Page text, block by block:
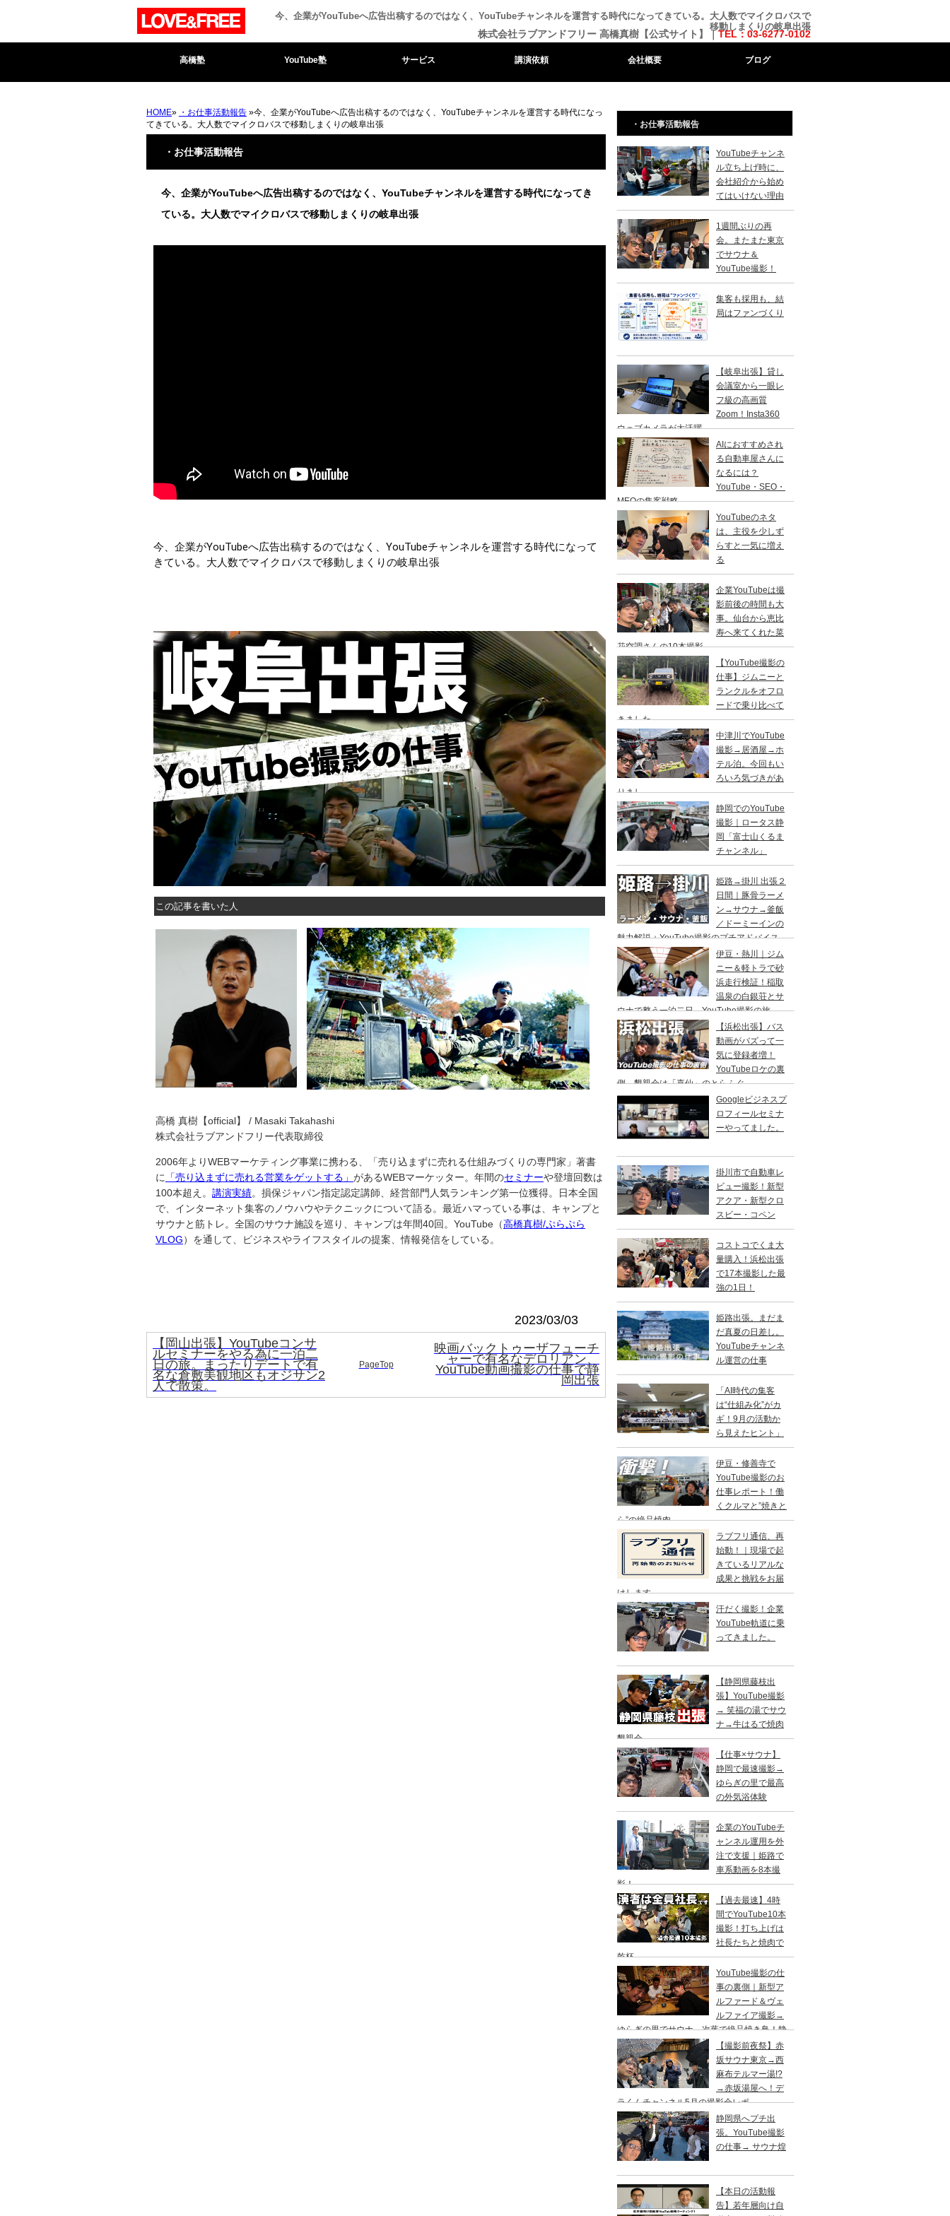
今、企業がYouTubeへ広告出稿するのではなく、YouTubeチャンネルを運営する時代になってきている。大人数でマイクロバスで
移動しまくりの岐阜出張
株式会社ラブアンドフリー 高橋真樹【公式サイト】｜TEL：03-6277-0102
高橋塾 YouTube塾 サービス 講演依頼 会社概要 ブログ
HOME» ・お仕事活動報告 »今、企業がYouTubeへ広告出稿するのではなく、YouTubeチャンネルを運営する時代になっ
てきている。大人数でマイクロバスで移動しまくりの岐阜出張
・お仕事活動報告
今、企業がYouTubeへ広告出稿するのではなく、YouTubeチャンネルを運営する時代になってき
ている。大人数でマイクロバスで移動しまくりの岐阜出張
今、企業がYouTubeへ広告出稿するのではなく、YouTubeチャンネルを運営する時代になって
きている。大人数でマイクロバスで移動しまくりの岐阜出張
この記事を書いた人
高橋 真樹【official】 / Masaki Takahashi
株式会社ラブアンドフリー代表取締役
2006年よりWEBマーケティング事業に携わる、「売り込まずに売れる仕組みづくりの専門家」著書
に
「売り込まずに売れる営業をゲットする」 があるWEBマーケッター。年間のセミナーや登壇回数は
100本超え。 講演実績。損保ジャパン指定認定講師、経営部門人気ランキング第一位獲得。日本全国
で、インターネット集客のノウハウやテクニックについて語る。最近ハマっている事は、キャンプと
サウナと筋トレ。全国のサウナ施設を巡り、キャンプは年間40回。YouTube（高橋真樹/ぷらぷら
VLOG）を通して、ビジネスやライフスタイルの提案、情報発信をしている。
2023/03/03
【岡山出張】YouTubeコンサ
ルセミナーをやる為に一泊二
日の旅。まったりデートで有
名な倉敷美観地区もオジサン2
人で散策。
PageTop
映画バックトゥーザフューチ
ャーで有名なデロリアン、
YouTube動画撮影の仕事で静
岡出張
・お仕事活動報告
YouTubeチャンネ
ル立ち上げ時に、
会社紹介から始め
てはいけない理由
1週間ぶりの再
会。またまた東京
でサウナ＆
YouTube撮影！
集客も採用も、結
局はファンづくり
【岐阜出張】貸し
会議室から一眼レ
フ級の高画質
Zoom！Insta360
ウェブカメラが大活躍
AIにおすすめされ
る自動車屋さんに
なるには？
YouTube・SEO・
MEOの集客戦略
YouTubeのネタ
は、主役を少しず
らすと一気に増え
る
企業YouTubeは撮
影前後の時間も大
事。仙台から恵比
寿へ来てくれた菜
花空調さんの10本撮影
【YouTube撮影の
仕事】ジムニーと
ランクルをオフロ
ードで乗り比べて
きました
中津川でYouTube
撮影→居酒屋→ホ
テル泊。今回もい
ろいろ気づきがあ
りまし
静岡でのYouTube
撮影｜ロータス静
岡「富士山くるま
チャンネル」
姫路→掛川 出張２
日間｜豚骨ラーメ
ン→サウナ→釜飯
／ドーミーインの
魅力解説＋YouTube撮影のプチアドバイス
あり
伊豆・熱川｜ジム
ニー＆軽トラで砂
浜走行検証！稲取
温泉の白銀荘とサ
ウナで整う一泊二日、YouTube撮影の旅
【浜松出張】バス
動画がバズって一
気に登録者増！
YouTubeロケの裏
側、懇親会は「喜仙」のとらふぐ
Googleビジネスプ
ロフィールセミナ
ーやってました。
掛川市で自動車レ
ビュー撮影！新型
アクア・新型クロ
スビー・コペン
コストコでくま大
量購入！浜松出張
で17本撮影した最
強の1日！
姫路出張。まだま
だ真夏の日差し。
YouTubeチャンネ
ル運営の仕事
「AI時代の集客
は“仕組み化”がカ
ギ！9月の活動か
ら見えたヒント」
伊豆・修善寺で
YouTube撮影のお
仕事レポート！働
くクルマと”焼きと
ら”の絶品焼肉
ラブフリ通信、再
始動！｜現場で起
きているリアルな
成果と挑戦をお届
けします
汗だく撮影！企業
YouTube軌道に乗
ってきました。
【静岡県藤枝出
張】YouTube撮影
→ 笑福の湯でサウ
ナ→牛はるで焼肉
懇親会
【仕事×サウナ】
静岡で最速撮影→
ゆらぎの里で最高
の外気浴体験
企業のYouTubeチ
ャンネル運用を外
注で支援｜姫路で
車系動画を8本撮
影！
【過去最速】4時
間でYouTube10本
撮影！打ち上げは
社長たちと焼肉で
乾杯
YouTube撮影の仕
事の裏側｜新型ア
ルファード＆ヴェ
ルファイア撮影→
ゆらぎの里でサウナ→次葉で絶品焼き鳥！静
岡出張
【撮影前夜祭】赤
坂サウナ東京→西
麻布テルマー湯!?
→赤坂湯屋へ！デ
ラくんチャンネル5月の撮影会レポ
静岡県へプチ出
張。YouTube撮影
の仕事→ サウナ煌
【本日の活動報
告】若年層向け自